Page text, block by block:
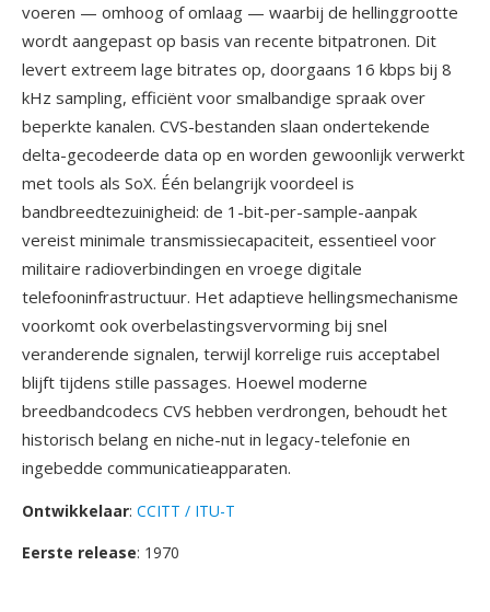
voeren — omhoog of omlaag — waarbij de hellinggrootte
wordt aangepast op basis van recente bitpatronen. Dit
levert extreem lage bitrates op, doorgaans 16 kbps bij 8
kHz sampling, efficiënt voor smalbandige spraak over
beperkte kanalen. CVS-bestanden slaan ondertekende
delta-gecodeerde data op en worden gewoonlijk verwerkt
met tools als SoX. Één belangrijk voordeel is
bandbreedtezuinigheid: de 1-bit-per-sample-aanpak
vereist minimale transmissiecapaciteit, essentieel voor
militaire radioverbindingen en vroege digitale
telefooninfrastructuur. Het adaptieve hellingsmechanisme
voorkomt ook overbelastingsvervorming bij snel
veranderende signalen, terwijl korrelige ruis acceptabel
blijft tijdens stille passages. Hoewel moderne
breedbandcodecs CVS hebben verdrongen, behoudt het
historisch belang en niche-nut in legacy-telefonie en
ingebedde communicatieapparaten.
Ontwikkelaar: CCITT / ITU-T
Eerste release: 1970